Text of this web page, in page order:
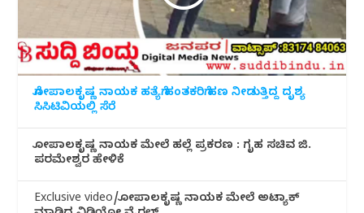
ಗೋಪಾಲಕೃಷ್ಣ ನಾಯಕ ಹತ್ಯೆಗೆ ಹಂತಕರಿಗೆ ಹಣ ನೀಡುತ್ತಿದ್ದ ದೃಶ್ಯ
ಸಿಸಿಟಿವಿಯಲ್ಲಿ ಸೆರೆ
ಗೋಪಾಲಕೃಷ್ಣ ನಾಯಕ ಮೇಲೆ ಹಲ್ಲೆ ಪ್ರಕರಣ : ಗೃಹ ಸಚಿವ ಜಿ.
ಪರಮೇಶ್ವರ ಹೇಳಿಕೆ
Exclusive video/ಗೋಪಾಲಕೃಷ್ಣ ನಾಯಕ ಮೇಲೆ ಅಟ್ಯಾಕ್